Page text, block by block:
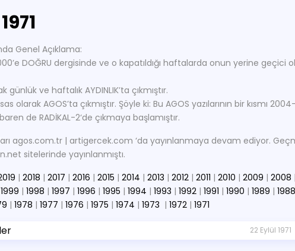
Genel Açıklama:
DOĞRU dergisinde ve o kapatıldığı haftalarda onun yerine geçici
ve haftalık AYDINLIK’ta çıkmıştır.
olarak AGOS’ta çıkmıştır. Şöyle ki: Bu AGOS yazılarının bir kısmı
de RADİKAL-2‘de çıkmaya başlamıştır.
agos.com.tr | artigercek.com ‘da yayınlanmaya devam ediyor.
sitelerinde yayınlanmıştı.
| 2018 | 2017 | 2016 | 2015 | 2014 | 2013 | 2012 | 2011 | 2010 | 2009 | 2008 |
1999 | 1998 | 1997 | 1996 | 1995 | 1994 | 1993 | 1992 | 1991 | 1990 | 1989 | 1988
| 1978 | 1977 | 1976 | 1975 | 1974 | 1973 | 1972 | 1971
22 Eylül 1971